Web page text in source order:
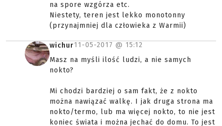
na spore wzgórza etc.
Niestety, teren jest lekko monotonny
(przynajmniej dla człowieka z Warmii)
wichur11-05-2017 @ 15:12
Masz na myśli ilość ludzi, a nie samych
nokto?
Mi chodzi bardziej o sam fakt, że z nokto
można nawiązać walkę. I jak druga strona ma
nokto/termo, lub ma więcej nokto, to nie jest
koniec świata i można jechać do domu. To jest